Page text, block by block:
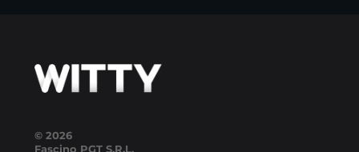
© 2026
Fascino PGT S.R.L.